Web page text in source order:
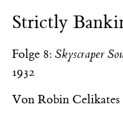
Strictly
Folge 8: Skyscraper
1932
Von Robin Celikates